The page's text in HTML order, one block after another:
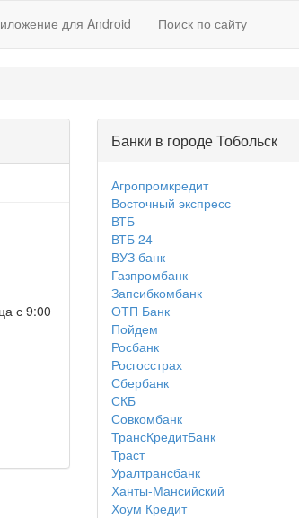
для Android Поиск по сайту
с 9:00
Банки в городе Тобольск
Агропромкредит
Восточный экспресс
ВТБ
ВТБ 24
ВУЗ банк
Газпромбанк
Запсибкомбанк
ОТП Банк
Пойдем
Росбанк
Росгосстрах
Сбербанк
СКБ
Совкомбанк
ТрансКредитБанк
Траст
Уралтрансбанк
Ханты-Мансийский
Хоум Кредит